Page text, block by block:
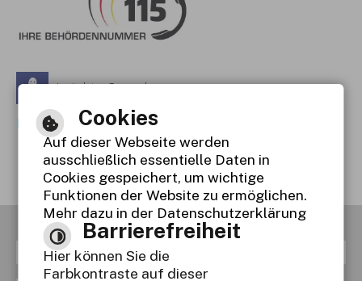
Leichte Sprache
Gebärdensprache
Barrierefreie Ansicht
RSS Inhaltsverzeichnis
Cookies
Auf dieser Webseite werden
ausschließlich essentielle Daten in
Cookies gespeichert, um wichtige
Funktionen der Website zu ermöglichen.
Mehr dazu in der Datenschutzerklärung
Barrierefreiheit
Hier können Sie die
Farbkontraste auf dieser